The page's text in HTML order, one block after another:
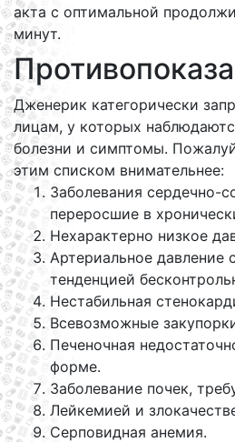
акта с оптимальной
минут.
Дженерик категорически
лицам, у которых
болезни и симптомы.
этим списком внимательнее:
Заболевания сердечно-
переросшие в
Нехарактерно низкое
Артериальное давление
тенденцией
Нестабильная
Всевозможные
Печеночная
форме.
Заболевание почек,
Лейкемией и
Серповидная анемия.